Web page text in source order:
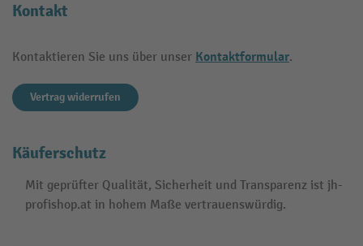
Kontakt
Kontaktieren Sie uns über unser Kontaktformular.
Vertrag widerrufen
Käuferschutz
Mit geprüfter Qualität, Sicherheit und Transparenz ist jh-
profishop.at in hohem Maße vertrauenswürdig.